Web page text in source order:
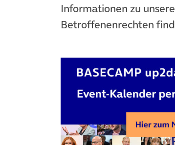
Informationen zu
Betroffenenrechten